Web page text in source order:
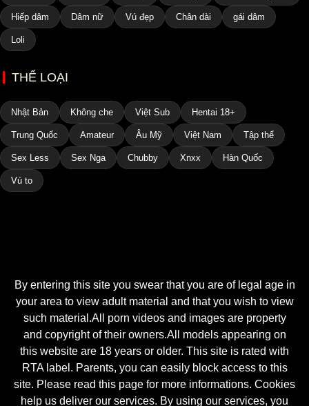
Hiếp dâm Dâm nữ Vú đẹp Chân dài gái dâm
Loli
THỂ LOẠI
Nhật Bản Không che Việt Sub Hentai 18+
Trung Quốc Amateur Âu Mỹ Việt Nam Tập thể
Sex Less Sex Nga Chubby Xnxx Hàn Quốc
Vú to
By entering this site you swear that you are of legal age in
your area to view adult material and that you wish to view
such material.All porn videos and images are property
and copyright of their owners.All models appearing on
this website are 18 years or older. This site is rated with
RTA label. Parents, you can easily block access to this
site. Please read this page for more informations. Cookies
help us deliver our services. By using our services, you